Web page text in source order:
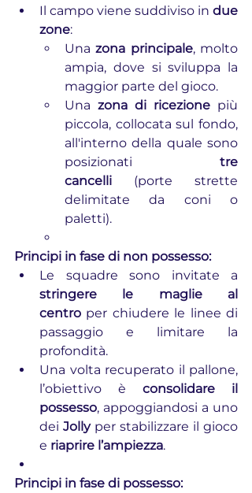
Il campo viene suddiviso in due
zone:
Una zona principale, molto
ampia, dove si sviluppa la
maggior parte del gioco.
Una zona di ricezione più
piccola, collocata sul fondo,
all'interno della quale sono
posizionati tre
cancelli (porte strette
delimitate da coni o
paletti).
Principi in fase di non possesso:
stringere le maglie al
centro per chiudere le linee di
passaggio e limitare la
profondità.
Una volta recuperato il pallone,
l’obiettivo è consolidare il
possesso, appoggiandosi a uno
dei Jolly per stabilizzare il gioco
e riaprire l’ampiezza.
Principi in fase di possesso: